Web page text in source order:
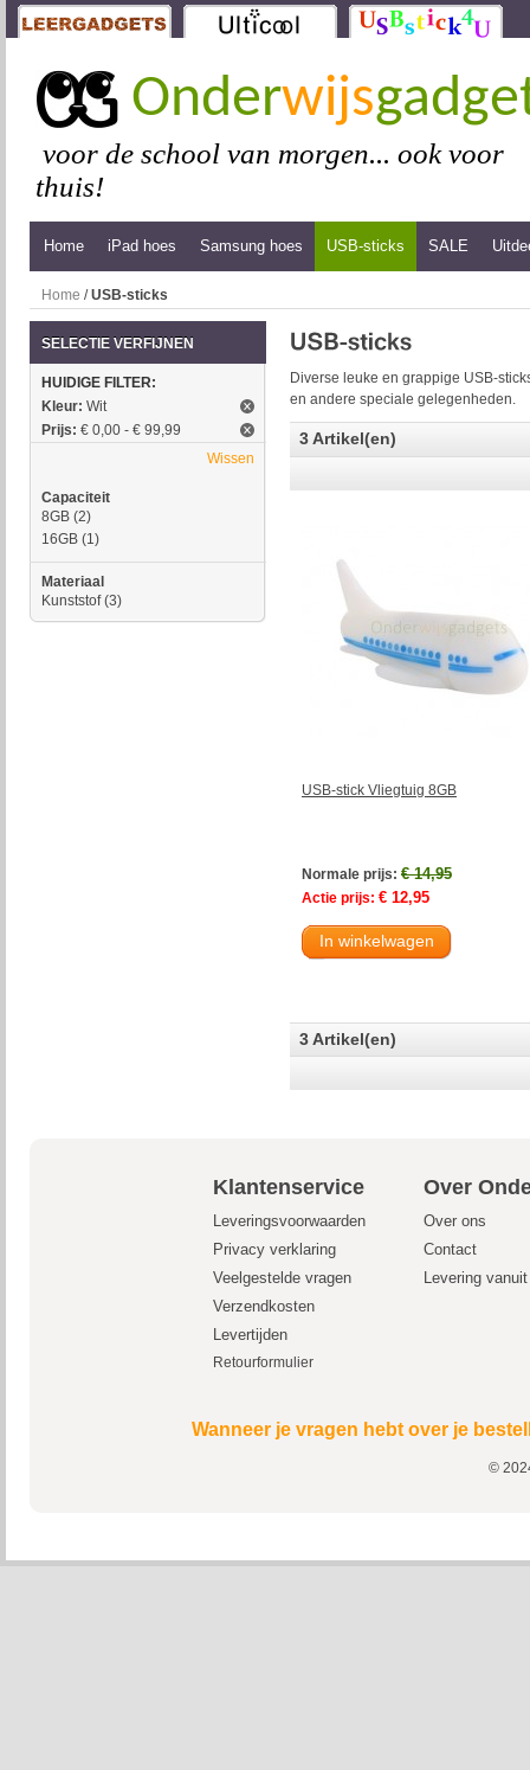
Onderwijs
voor de school van morgen... ook voor
thuis!
Home iPad hoes Samsung hoes USB-sticks SALE
Home /USB-sticks
Diverse leuke en grappige USB-
en andere speciale gelegenheden.
3 Artikel(en)
USB-stick Vliegtuig 8GB
Normale prijs: € 14,95
Actie prijs: € 12,95
In winkelwagen
3 Artikel(en)
SELECTIE VERFIJNEN
HUIDIGE FILTER:
Kleur: Wit
Prijs: € 0,00 - € 99,99
Wissen
Capaciteit
8GB (2)
16GB (1)
Materiaal
Kunststof(3)
Klantenservice Over
Leveringsvoorwaarden
Over ons
Privacy verklaring
Contact
Veelgestelde vragen
Levering
Verzendkosten
Levertijden
Retourformulier
Wanneer je vragen hebt over je
©